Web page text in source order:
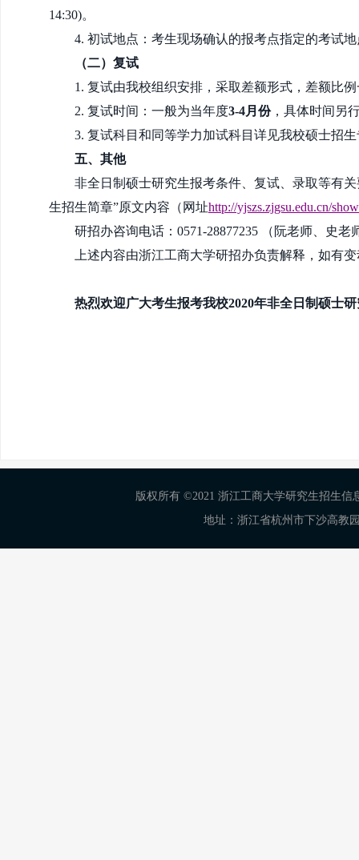
14:30)。
4. 初试地点：考生现场确认的报考点指定的考试
（二）复试
1. 复试由我校组织安排，采取差额形式，差额比
2. 复试时间：一般为当年度3-4月份，具体时间另
3. 复试科目和同等学力加试科目详见我校硕士招
五、其他
非全日制硕士研究生报考条件、复试、录取等有
生招生简章”原文内容（网址http://yjszs.zjgsu.edu.cn/
研招办咨询电话： 0571-28877235 （阮老师、史老
上述内容由浙江工商大学研招办负责解释，如有
热烈欢迎广大考生报考我校2020年非全日制硕士
版权所有 ©2021 浙江工商大学研究生招生信
地址：浙江省杭州市下沙高教